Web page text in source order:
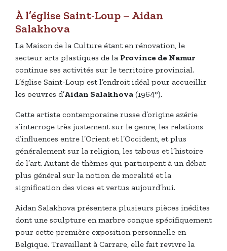
À l’église Saint-Loup – Aidan
Salakhova
La Maison de la Culture étant en rénovation, le
secteur arts plastiques de la Province de Namur
continue ses activités sur le territoire provincial.
L’église Saint-Loup est l’endroit idéal pour accueillir
les oeuvres d’Aidan Salakhova (1964°).
Cette artiste contemporaine russe d’origine azérie
s’interroge très justement sur le genre, les relations
d’influences entre l’Orient et l’Occident, et plus
généralement sur la religion, les tabous et l’histoire
de l’art. Autant de thèmes qui participent à un débat
plus général sur la notion de moralité et la
signification des vices et vertus aujourd’hui.
Aidan Salakhova présentera plusieurs pièces inédites
dont une sculpture en marbre conçue spécifiquement
pour cette première exposition personnelle en
Belgique. Travaillant à Carrare, elle fait revivre la